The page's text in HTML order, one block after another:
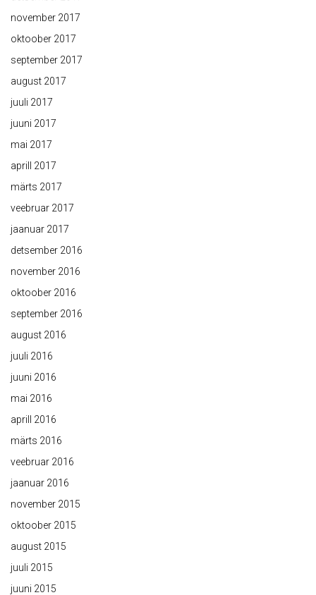
november 2017
oktoober 2017
september 2017
august 2017
juuli 2017
juuni 2017
mai 2017
aprill 2017
märts 2017
veebruar 2017
jaanuar 2017
detsember 2016
november 2016
oktoober 2016
september 2016
august 2016
juuli 2016
juuni 2016
mai 2016
aprill 2016
märts 2016
veebruar 2016
jaanuar 2016
november 2015
oktoober 2015
august 2015
juuli 2015
juuni 2015